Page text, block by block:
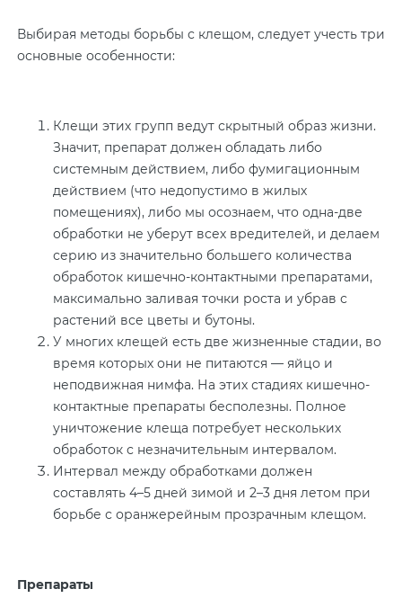
Выбирая методы борьбы с клещом, следует учесть три
основные особенности:
Клещи этих групп ведут скрытный образ жизни.
Значит, препарат должен обладать либо
системным действием, либо фумигационным
действием (что недопустимо в жилых
помещениях), либо мы осознаем, что одна-две
обработки не уберут всех вредителей, и делаем
серию из значительно большего количества
обработок кишечно-контактными препаратами,
максимально заливая точки роста и убрав с
растений все цветы и бутоны.
У многих клещей есть две жизненные стадии, во
время которых они не питаются — яйцо и
неподвижная нимфа. На этих стадиях кишечно-
контактные препараты бесполезны. Полное
уничтожение клеща потребует нескольких
обработок с незначительным интервалом.
Интервал между обработками должен
составлять 4–5 дней зимой и 2–3 дня летом при
борьбе с оранжерейным прозрачным клещом.
Препараты